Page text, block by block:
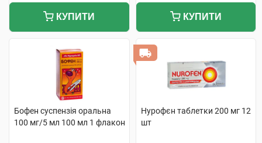
КУПИТИ КУПИТИ
Бофен суспензія оральна
100 мг/5 мл 100 мл 1 флакон
Нурофєн таблетки 200 мг 12
шт